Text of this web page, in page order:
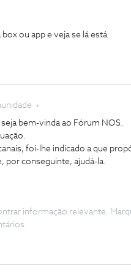
ou app e veja se lá está
seja bem-vinda ao Fórum NOS.
foi-lhe indicado a que
por conseguinte, ajudá-la.
informação relevante.